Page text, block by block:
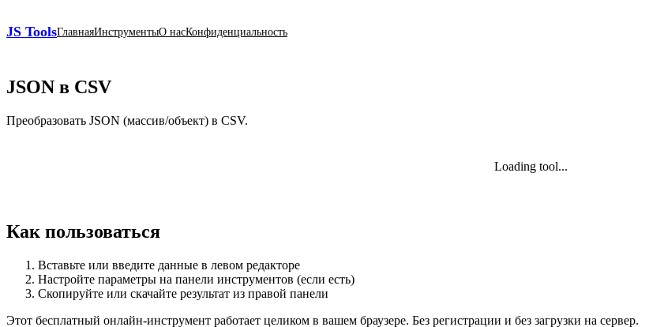
JS ToolsГлавнаяИнструментыО насКонфиденциальность
JSON в CSV
Преобразовать JSON (массив/объект) в CSV.
Loading tool...
Как пользоваться
Вставьте или введите данные в левом редакторе
Настройте параметры на панели инструментов (если есть)
Скопируйте или скачайте результат из правой панели
Этот бесплатный онлайн‑инструмент работает целиком в вашем браузере. Без регистрации и без загрузки на сервер.